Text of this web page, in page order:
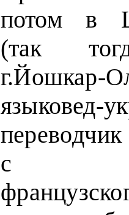
потом в
(так
языковед-
перево
с